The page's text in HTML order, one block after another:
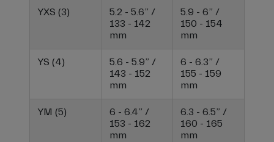
YXS (3)
5.2 - 5.6” /
133 - 142
mm
5.9 - 6” /
150 - 154
mm
YS (4)
5.6 - 5.9” /
143 - 152
mm
6 - 6.3” /
155 - 159
mm
YM (5)
6 - 6.4” /
153 - 162
mm
6.3 - 6.5” /
160 - 165
mm